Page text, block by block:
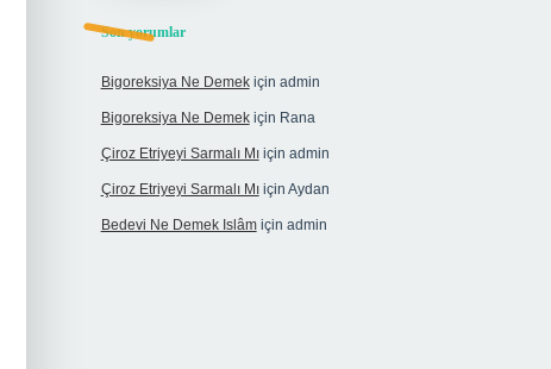
Son yorumlar
Bigoreksiya Ne Demekiçin admin
Bigoreksiya Ne Demekiçin Rana
Çiroz Etriyeyi Sarmalı Mıiçin admin
Çiroz Etriyeyi Sarmalı Mıiçin Aydan
Bedevi Ne Demek Islâmiçin admin